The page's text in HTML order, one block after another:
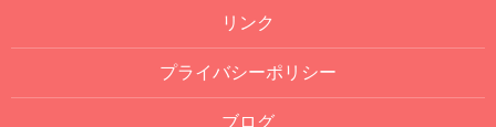
リンク
プライバシーポリシー
ブログ